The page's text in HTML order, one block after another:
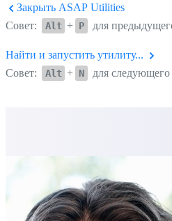
Закрыть ASAP Utilities
Совет:
Alt + P для
Найти и запустить утилиту...
Совет:
Alt + N для